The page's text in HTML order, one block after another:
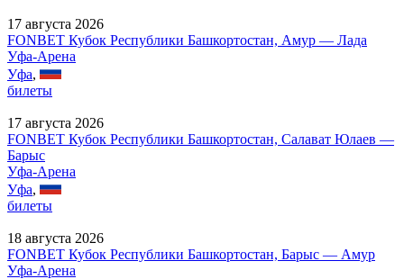
17 августа 2026
FONBET Кубок Республики Башкортостан, Амур — Лада
Уфа-Арена
Уфа,
билеты
17 августа 2026
FONBET Кубок Республики Башкортостан, Салават Юлаев —
Барыс
Уфа-Арена
Уфа,
билеты
18 августа 2026
FONBET Кубок Республики Башкортостан, Барыс — Амур
Уфа-Арена